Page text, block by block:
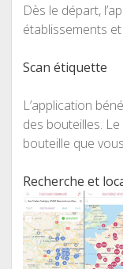
Dès le départ,
établissements
Scan étiquette
L’application
des bouteilles.
bouteille que
Recherche et